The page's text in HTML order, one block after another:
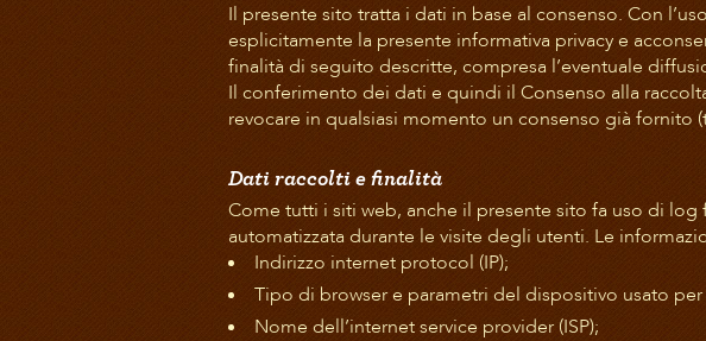
Il presente sito tratta i dati in base al consenso. Con
esplicitamente la presente informativa privacy e
finalità di seguito descritte, compresa l’eventuale
Il conferimento dei dati e quindi il Consenso alla
revocare in qualsiasi momento un consenso già fornito
Dati raccolti e finalità
Come tutti i siti web, anche il presente sito fa uso di
automatizzata durante le visite degli utenti. Le
Indirizzo internet protocol (IP);
Tipo di browser e parametri del dispositivo usato
Nome dell’internet service provider (ISP);